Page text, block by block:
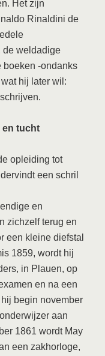
Het zijn
Rinaldini de
de weldadige
boeken -ondanks
hij later wil:
en tucht
opleiding tot
een schril
en
zichzelf terug en
een kleine diefstal
1859, wordt hij
in Plauen, op
en na een
begin november
aan
1861 wordt May
een zakhorloge,